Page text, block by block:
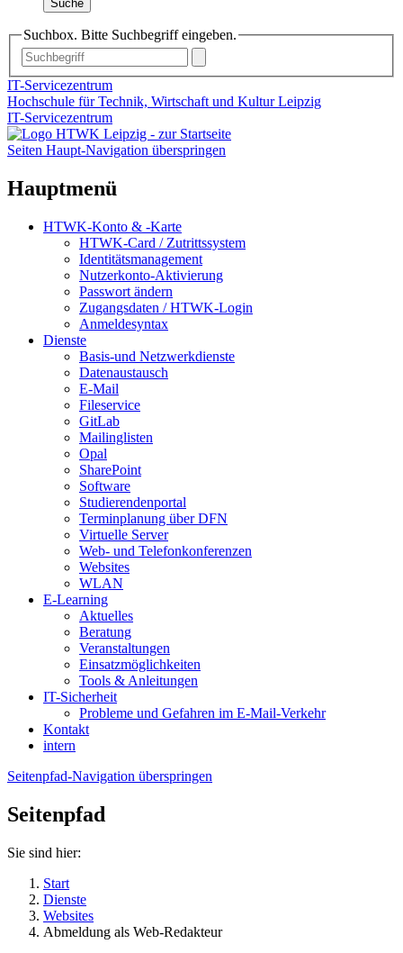
Suche
Suchbox. Bitte Suchbegriff eingeben.
IT-Servicezentrum
Hochschule für Technik, Wirtschaft und Kultur Leipzig
IT-Servicezentrum
Seiten Haupt-Navigation überspringen
Hauptmenü
HTWK-Konto & -Karte
HTWK-Card / Zutrittssystem
Identitätsmanagement
Nutzerkonto-Aktivierung
Passwort ändern
Zugangsdaten / HTWK-Login
Anmeldesyntax
Dienste
Basis-und Netzwerkdienste
Datenaustausch
E-Mail
Fileservice
GitLab
Mailinglisten
Opal
SharePoint
Software
Studierendenportal
Terminplanung über DFN
Virtuelle Server
Web- und Telefonkonferenzen
Websites
WLAN
E-Learning
Aktuelles
Beratung
Veranstaltungen
Einsatzmöglichkeiten
Tools & Anleitungen
IT-Sicherheit
Probleme und Gefahren im E-Mail-Verkehr
Kontakt
intern
Seitenpfad-Navigation überspringen
Seitenpfad
Sie sind hier:
Start
Dienste
Websites
Abmeldung als Web-Redakteur